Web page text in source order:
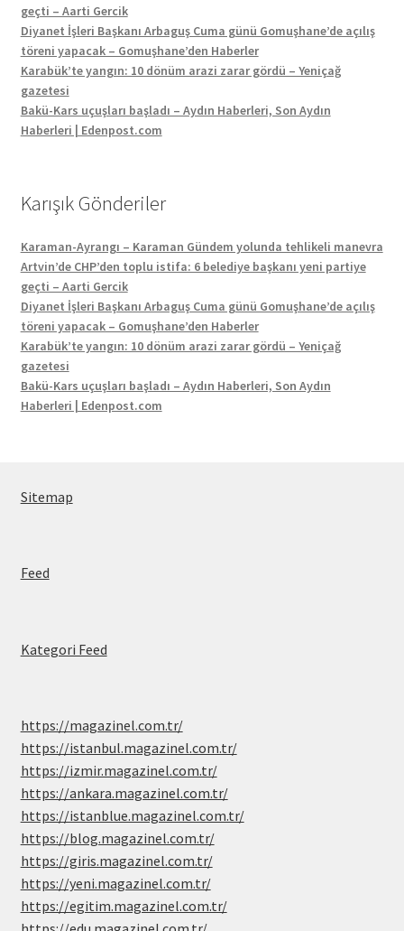
geçti – Aarti Gercik
Diyanet İşleri Başkanı Arbaguş Cuma günü Gomuşhane’de açılış
töreni yapacak – Gomuşhane’den Haberler
Karabük’te yangın: 10 dönüm arazi zarar gördü – Yeniçağ
gazetesi
Bakü-Kars uçuşları başladı – Aydın Haberleri, Son Aydın
Haberleri | Edenpost.com
Karışık Gönderiler
Karaman-Ayrangı – Karaman Gündem yolunda tehlikeli manevra
Artvin’de CHP’den toplu istifa: 6 belediye başkanı yeni partiye
geçti – Aarti Gercik
Diyanet İşleri Başkanı Arbaguş Cuma günü Gomuşhane’de açılış
töreni yapacak – Gomuşhane’den Haberler
Karabük’te yangın: 10 dönüm arazi zarar gördü – Yeniçağ
gazetesi
Bakü-Kars uçuşları başladı – Aydın Haberleri, Son Aydın
Haberleri | Edenpost.com
Sitemap
Feed
Kategori Feed
https://magazinel.com.tr/
https://istanbul.magazinel.com.tr/
https://izmir.magazinel.com.tr/
https://ankara.magazinel.com.tr/
https://istanblue.magazinel.com.tr/
https://blog.magazinel.com.tr/
https://giris.magazinel.com.tr/
https://yeni.magazinel.com.tr/
https://egitim.magazinel.com.tr/